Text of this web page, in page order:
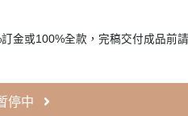
金或100%全款，完稿交付成品前
停中